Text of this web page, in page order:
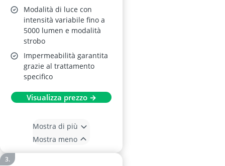
Modalità di luce con
intensità variabile fino a
5000 lumen e modalità
strobo
Impermeabilità garantita
grazie al trattamento
specifico
Visualizza prezzo →
Mostra di più
Mostra meno